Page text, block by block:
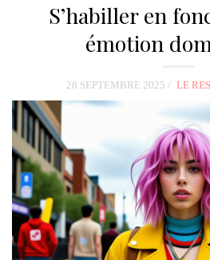
S’habiller en
émotion
28 SEPTEMBRE 2025 LE